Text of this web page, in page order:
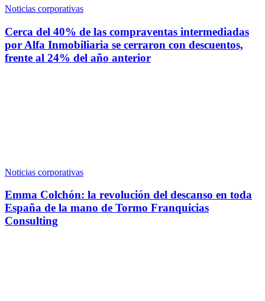
Noticias corporativas
Cerca del 40% de las compraventas intermediadas
por Alfa Inmobiliaria se cerraron con descuentos,
frente al 24% del año anterior
Noticias corporativas
Emma Colchón: la revolución del descanso en toda
España de la mano de Tormo Franquicias
Consulting